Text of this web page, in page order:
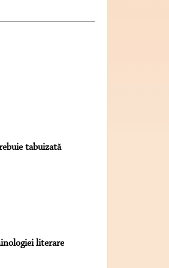
tabuizată
literare